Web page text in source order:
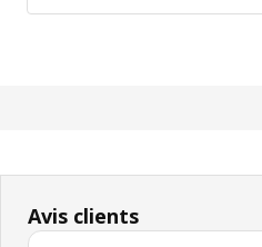
Avis clients